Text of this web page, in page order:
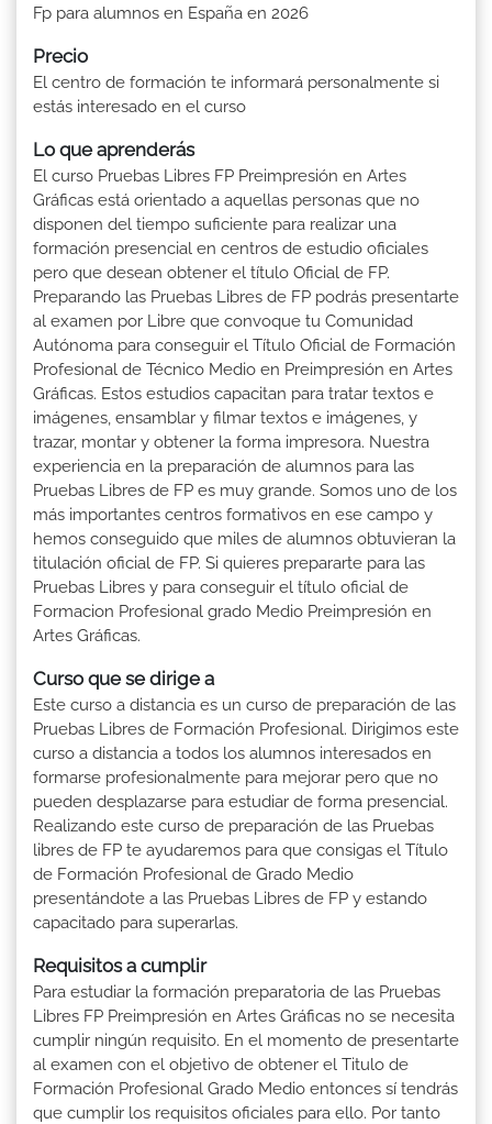
Fp para alumnos en España en 2026
Precio
El centro de formación te informará personalmente si
estás interesado en el curso
Lo que aprenderás
El curso Pruebas Libres FP Preimpresión en Artes
Gráficas está orientado a aquellas personas que no
disponen del tiempo suficiente para realizar una
formación presencial en centros de estudio oficiales
pero que desean obtener el título Oficial de FP.
Preparando las Pruebas Libres de FP podrás presentarte
al examen por Libre que convoque tu Comunidad
Autónoma para conseguir el Título Oficial de Formación
Profesional de Técnico Medio en Preimpresión en Artes
Gráficas. Estos estudios capacitan para tratar textos e
imágenes, ensamblar y filmar textos e imágenes, y
trazar, montar y obtener la forma impresora. Nuestra
experiencia en la preparación de alumnos para las
Pruebas Libres de FP es muy grande. Somos uno de los
más importantes centros formativos en ese campo y
hemos conseguido que miles de alumnos obtuvieran la
titulación oficial de FP. Si quieres prepararte para las
Pruebas Libres y para conseguir el título oficial de
Formacion Profesional grado Medio Preimpresión en
Artes Gráficas.
Curso que se dirige a
Este curso a distancia es un curso de preparación de las
Pruebas Libres de Formación Profesional. Dirigimos este
curso a distancia a todos los alumnos interesados en
formarse profesionalmente para mejorar pero que no
pueden desplazarse para estudiar de forma presencial.
Realizando este curso de preparación de las Pruebas
libres de FP te ayudaremos para que consigas el Título
de Formación Profesional de Grado Medio
presentándote a las Pruebas Libres de FP y estando
capacitado para superarlas.
Requisitos a cumplir
Para estudiar la formación preparatoria de las Pruebas
Libres FP Preimpresión en Artes Gráficas no se necesita
cumplir ningún requisito. En el momento de presentarte
al examen con el objetivo de obtener el Titulo de
Formación Profesional Grado Medio entonces sí tendrás
que cumplir los requisitos oficiales para ello. Por tanto